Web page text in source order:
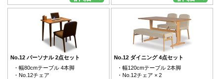
No.12 パーソナル 2点セット
・幅80cmテーブル 4本脚
・No.12チェア
No.12 ダイニング 4点セット
・幅120cmテーブル 2本脚
・No.12チェア × 2